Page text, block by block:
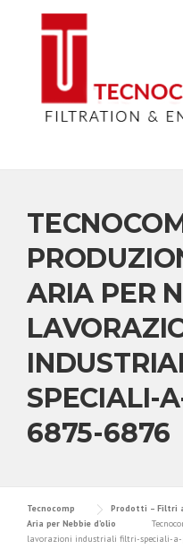
ARIA PER
SPECIALI-
6875-6876
Tecnocomp Prodotti – Filtri
Aria per Nebbie d’olio
lavorazioni industriali filtri-speciali-a-